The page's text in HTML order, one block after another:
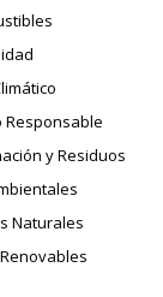
Responsable
y Residuos
Naturales